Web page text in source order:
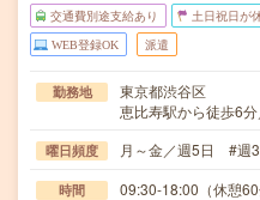
交通費別途支給あり 土日祝日が
WEB登録OK 派遣
勤務地
東京都渋谷区
恵比寿駅から徒歩6
曜日頻度 月～金／週5日 #週
時間 09:30-18:00（休憩